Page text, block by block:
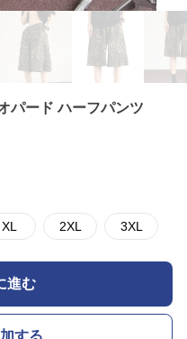
パード ハーフパンツ
XL 2XL 3XL
進む
する